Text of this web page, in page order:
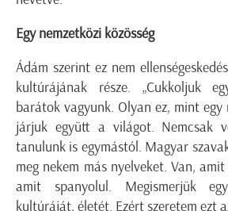
Egy nemzetközi közösség
Ádám szerint ez nem
kultúrájának része. „Cukkoljuk
barátok vagyunk. Olyan ez, mint egy
járjuk együtt a világot. Nemcsak
tanulunk is egymástól. Magyar
meg nekem más nyelveket. Van,
amit spanyolul. Megismerjük
kultúráját, életét. Ezért szeretem ezt